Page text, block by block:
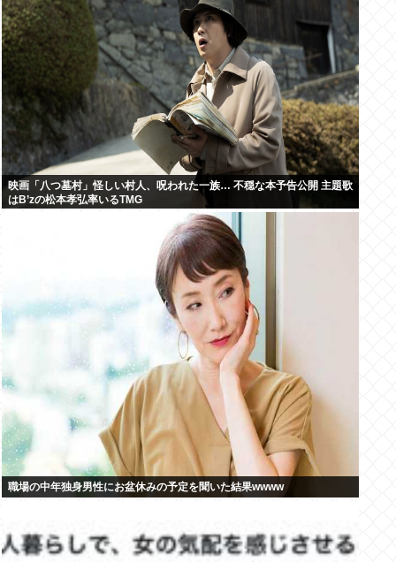
映画「八つ墓村」怪しい村人、呪われた一族… 不穏な本予告公開 主題歌
はB’zの松本孝弘率いるTMG
職場の中年独身男性にお盆休みの予定を聞いた結果wwww